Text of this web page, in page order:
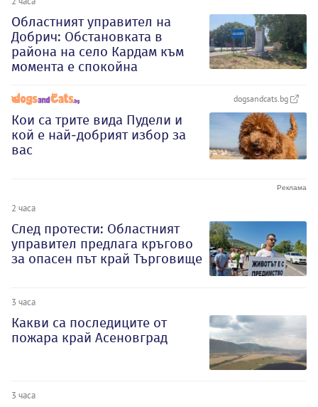
Oбластният управител на
Добрич: Обстановката в
района на село Кардам към
момента е спокойна
dogsandcats.bg
Кои са трите вида Пудели и
кой е най-добрият избор за
вас
2 часа
След протести: Областният
управител предлага кръгово
за опасен път край Търговище
3 часа
Какви са последиците от
пожара край Асеновград
3 часа